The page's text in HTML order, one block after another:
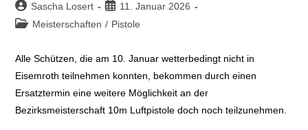
Sascha Losert
11. Januar 2026
Meisterschaften / Pistole
Alle Schützen, die am 10. Januar wetterbedingt nicht in
Eisemroth teilnehmen konnten, bekommen durch einen
Ersatztermin eine weitere Möglichkeit an der
Bezirksmeisterschaft 10m Luftpistole doch noch teilzunehmen.